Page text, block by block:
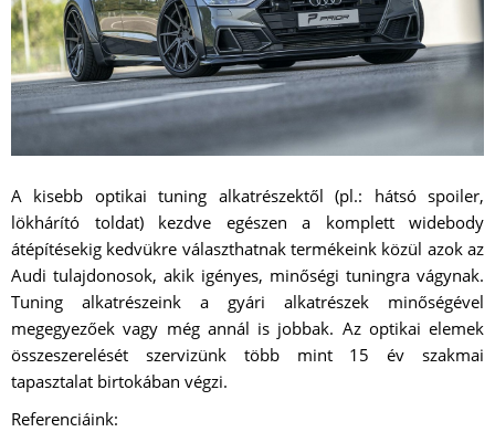
A kisebb optikai tuning alkatrészektől (pl.: hátsó spoiler,
lökhárító toldat) kezdve egészen a komplett widebody
átépítésekig kedvükre választhatnak termékeink közül azok az
Audi tulajdonosok, akik igényes, minőségi tuningra vágynak.
Tuning alkatrészeink a gyári alkatrészek minőségével
megegyezőek vagy még annál is jobbak. Az optikai elemek
összeszerelését szervizünk több mint 15 év szakmai
tapasztalat birtokában végzi.
Referenciáink: